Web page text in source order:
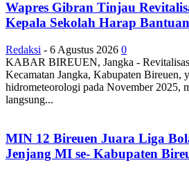
Wapres Gibran Tinjau
Kepala Sekolah Harap
Redaksi - 6 Agustus 2026 0
KABAR BIREUEN, Jangka -
Kecamatan Jangka, Kabupaten Bireuen,
hidrometeorologi pada November 2025,
langsung...
MIN 12 Bireuen Juara Liga
Jenjang MI se- Kabupaten